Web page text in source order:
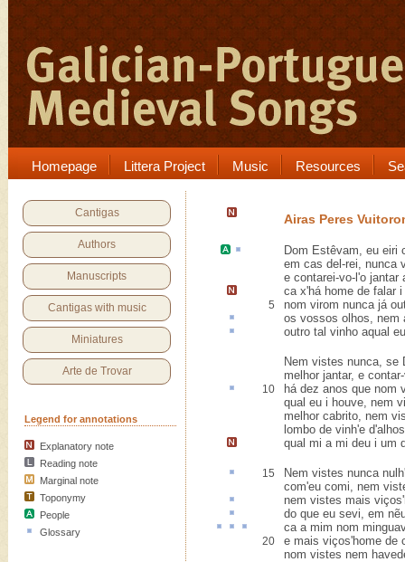
Homepage Littera Project Music Resources
Cantigas
Authors
Manuscripts
Cantigas with music
Miniatures
Arte de Trovar
Legend for annotations
Explanatory note
Reading note
Marginal note
Toponymy
People
Glossary
Airas Peres
Dom Estêvam, eu eiri
em cas del-rei, nunca
e contarei-vo-l'o jantar
ca x'há home de falar i
5
nom virom nunca já
os vossos olhos, nem
outro tal vinho aqual eu
Nem vistes nunca, se
melhor jantar, e
10
há dez anos que nom
qual eu i houve, nem
melhor cabrito, nem
lombo de vinh'e
qual mi a mi deu i um
15 Nem vistes nunca
com'eu comi, nem
nem vistes mais viços
do que eu sevi, em
caa mim nom
20
e mais viços'home de
nom vistes nem